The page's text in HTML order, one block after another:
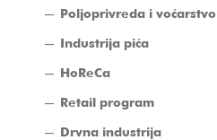
Poljoprivreda i voćarstvo
Industrija pića
HoReCa
Retail program
Drvna industrija